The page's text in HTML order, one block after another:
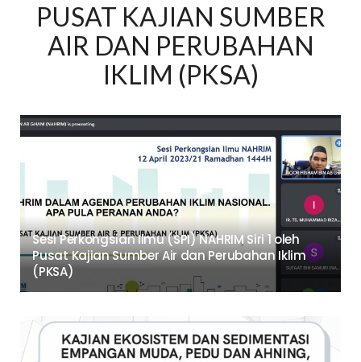
PUSAT KAJIAN SUMBER
AIR DAN PERUBAHAN
IKLIM (PKSA)
Sesi Perkongsian Ilmu (SPI) NAHRIM Siri 1 oleh
Pusat Kajian Sumber Air dan Perubahan Iklim
(PKSA)